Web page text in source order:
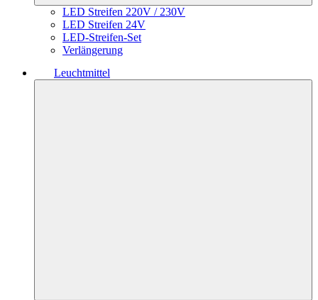
LED Streifen 220V / 230V
LED Streifen 24V
LED-Streifen-Set
Verlängerung
Leuchtmittel